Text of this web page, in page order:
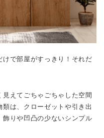
けで部屋がすっきり！それだ
えてごちゃごちゃした空間
は、クローゼットや引き出
飾りや凹凸の少ないシンプル